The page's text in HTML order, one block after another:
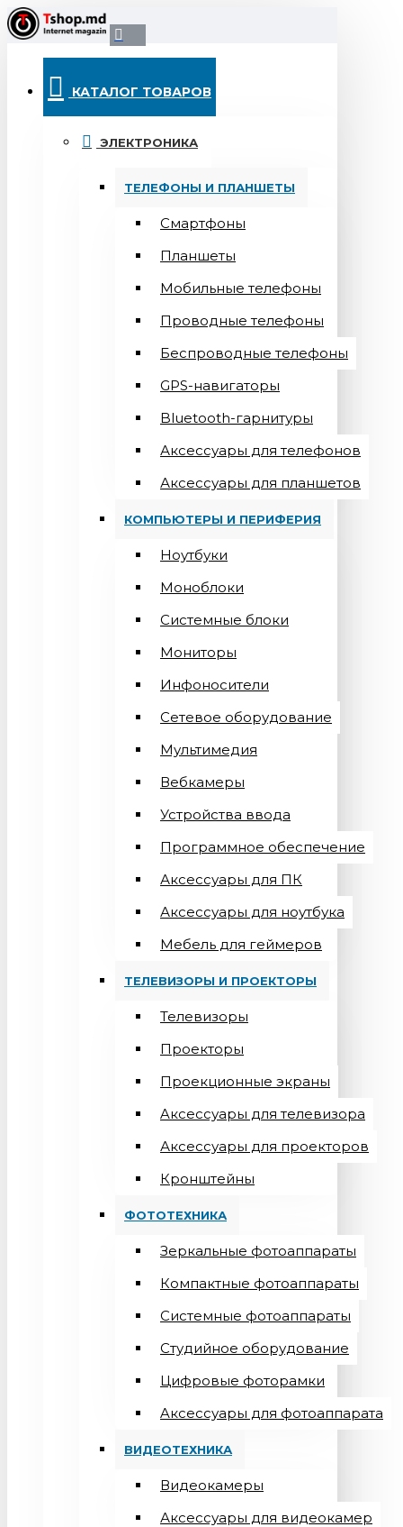
КАТАЛОГ ТОВАРОВ
ЭЛЕКТРОНИКА
ТЕЛЕФОНЫ И ПЛАНШЕТЫ
Смартфоны
Планшеты
Мобильные телефоны
Проводные телефоны
Беспроводные телефоны
GPS-навигаторы
Bluetooth-гарнитуры
Аксессуары для телефонов
Аксессуары для планшетов
КОМПЬЮТЕРЫ И ПЕРИФЕРИЯ
Ноутбуки
Моноблоки
Системные блоки
Мониторы
Инфоносители
Сетевое оборудование
Мультимедия
Вебкамеры
Устройства ввода
Программное обеспечение
Аксессуары для ПК
Аксессуары для ноутбука
Мебель для геймеров
ТЕЛЕВИЗОРЫ И ПРОЕКТОРЫ
Телевизоры
Проекторы
Проекционные экраны
Aксессуары для телевизора
Аксессуары для проекторов
Кронштейны
ФОТОТЕХНИКА
Зеркальные фотоаппараты
Компактные фотоаппараты
Системные фотоаппараты
Студийное оборудование
Цифровые фоторамки
Aксессуары для фотоаппарата
ВИДЕОТЕХНИКА
Видеокамеры
Аксессуары для видеокамер